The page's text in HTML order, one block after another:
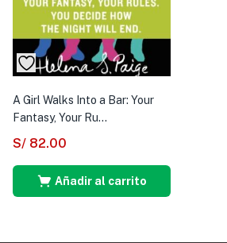
A Girl Walks Into a Bar: Your
Fantasy, Your Ru...
S/ 82.00
Añadir al carrito